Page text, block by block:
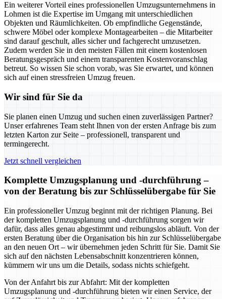
Ein weiterer Vorteil eines professionellen Umzugsunternehmens in
Lohmen ist die Expertise im Umgang mit unterschiedlichen
Objekten und Räumlichkeiten. Ob empfindliche Gegenstände,
schwere Möbel oder komplexe Montagearbeiten – die Mitarbeiter
sind darauf geschult, alles sicher und fachgerecht umzusetzen.
Zudem werden Sie in den meisten Fällen mit einem kostenlosen
Beratungsgespräch und einem transparenten Kostenvoranschlag
betreut. So wissen Sie schon vorab, was Sie erwartet, und können
sich auf einen stressfreien Umzug freuen.
Wir sind für Sie da
Sie planen einen Umzug und suchen einen zuverlässigen Partner?
Unser erfahrenes Team steht Ihnen von der ersten Anfrage bis zum
letzten Karton zur Seite – professionell, transparent und
termingerecht.
Jetzt schnell vergleichen
Komplette Umzugsplanung und -durchführung –
von der Beratung bis zur Schlüsselübergabe für Sie
Ein professioneller Umzug beginnt mit der richtigen Planung. Bei
der kompletten Umzugsplanung und -durchführung sorgen wir
dafür, dass alles genau abgestimmt und reibungslos abläuft. Von der
ersten Beratung über die Organisation bis hin zur Schlüsselübergabe
an den neuen Ort – wir übernehmen jeden Schritt für Sie. Damit Sie
sich auf den nächsten Lebensabschnitt konzentrieren können,
kümmern wir uns um die Details, sodass nichts schiefgeht.
Von der Anfahrt bis zur Abfahrt: Mit der kompletten
Umzugsplanung und -durchführung bieten wir einen Service, der